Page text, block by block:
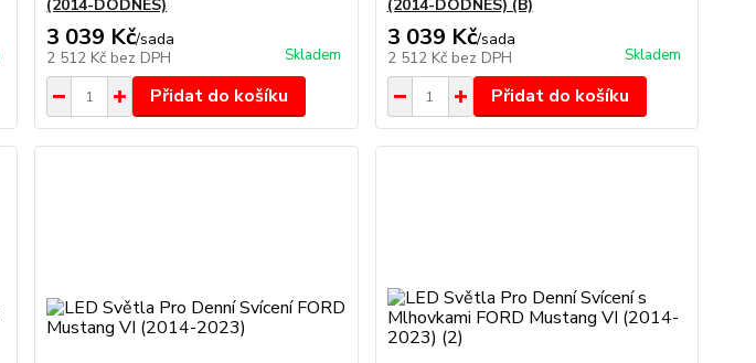
(2014-DODNES)
3 039 Kč/sada
2 512 Kč bez DPH Skladem
Přidat do košíku
(2014-DODNES) (B)
3 039 Kč/sada
2 512 Kč bez DPH Skladem
Přidat do košíku